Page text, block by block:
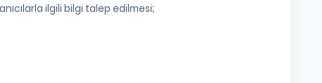
ilgili bilgi talep edilmesi;